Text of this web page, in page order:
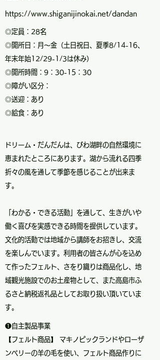
https://www.shiganijinokai.net/dandan
◎定員：28名
◎開所日：月～金（土日祝日、夏季8/14-16、
年末年始12/29-1/3は休み）
◎開所時間：9：30-15：30
◎障がい区分：
◎送迎：あり
◎給食：あり
ドリーム・だんだんは、びわ湖畔の自然環境に
恵まれたところにあります。湖から流れる四季
折々の風を通して季節を感じることが出来ま
す。
「わかる・できる活動」を通して、生きがいや
働く喜びを実感できる時間を提供しています。
文化的活動では地域から講師をお招きし、交流
を楽しんでいます。利用者の皆さんが心を込め
て作ったフェルト、さをり織りは商品化し、地
域観光施設でのお土産物として、また高島市ふ
るさと納税返礼品としてお取り扱い頂いていま
す。
❶自主製品事業
【フェルト商品】 マキノピックランドやローザ
ンベリーの羊の毛を使い、フェルト商品作りに